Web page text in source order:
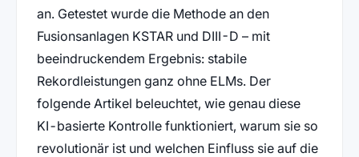
an. Getestet wurde die Methode an den
Fusionsanlagen KSTAR und DIII-D – mit
beeindruckendem Ergebnis: stabile
Rekordleistungen ganz ohne ELMs. Der
folgende Artikel beleuchtet, wie genau diese
KI-basierte Kontrolle funktioniert, warum sie so
revolutionär ist und welchen Einfluss sie auf die